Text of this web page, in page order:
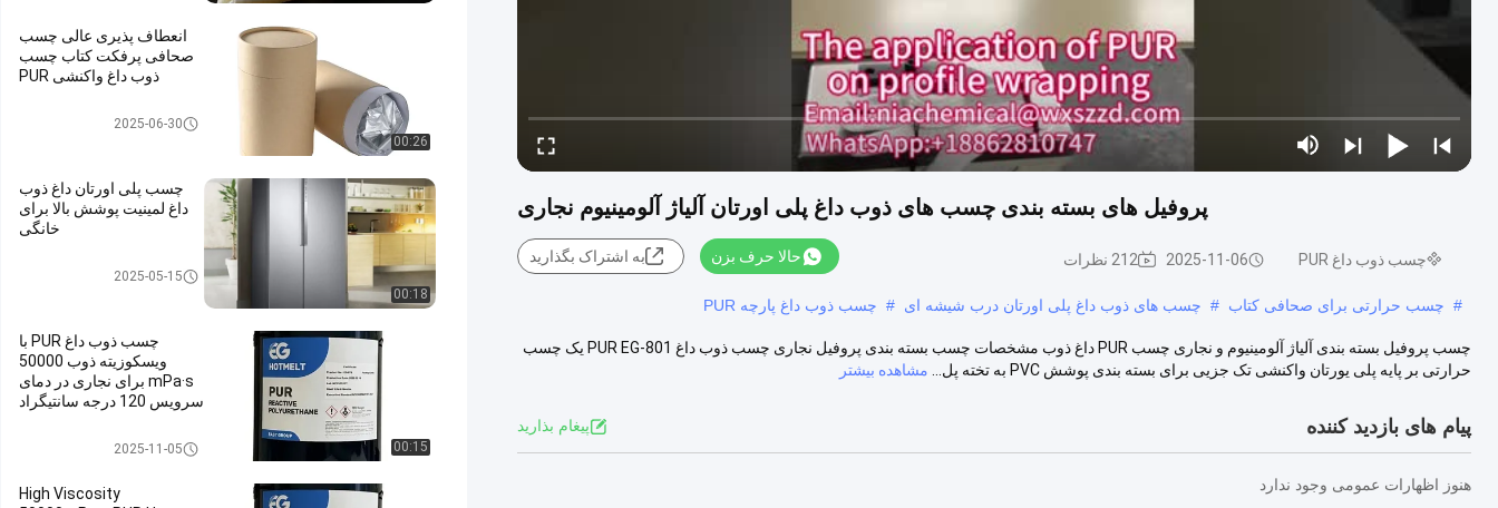
پروفیل های بسته بندی چسب های ذوب داغ پلی اورتان آلیاژ آلومینیوم نجاری
چسب ذوب داغ PUR 2025-11-06 212 نظرات حالا حرف بزن به اشتراک بگذارید
# چسب حرارتی برای صحافی کتاب # چسب های ذوب داغ پلی اورتان درب شیشه ای # چسب ذوب داغ پارچه PUR
چسب پروفیل بسته بندی آلیاژ آلومینیوم و نجاری چسب PUR داغ ذوب مشخصات چسب بسته بندی پروفیل نجاری چسب ذوب داغ PUR EG-801 یک چسب
حرارتی بر پایه پلی یورتان واکنشی تک جزیی برای بسته بندی پوشش PVC به تخته پل...
مشاهده بیشتر
پیام های بازدید کننده پيغام بذاريد
هنوز اظهارات عمومی وجود ندارد
00:26
انعطاف پذیری عالی چسب
صحافی پرفکت کتاب چسب
ذوب داغ واکنشی PUR
چسب ذوب داغ PUR2025-06-30
00:18
چسب پلی اورتان داغ ذوب
داغ لمینیت پوشش بالا برای
خانگی
چسب ذوب داغ PUR2025-05-15
00:15
چسب ذوب داغ PUR با
ویسکوزیته ذوب 50000
mPa·s برای نجاری در دمای
سرویس 120 درجه سانتیگراد
چسب حرارتی نجاری2025-11-05
High Viscosity